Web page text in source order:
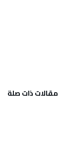
‫مقالات ذات صلة‬